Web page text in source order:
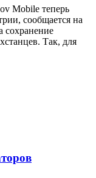
Mobile теперь
сообщается на
сохранение
Так, для